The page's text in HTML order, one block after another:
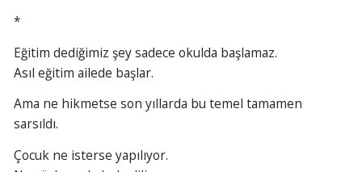
*
Eğitim dediğimiz şey sadece okulda başlamaz.
Asıl eğitim ailede başlar.
Ama ne hikmetse son yıllarda bu temel tamamen
sarsıldı.
Çocuk ne isterse yapılıyor.